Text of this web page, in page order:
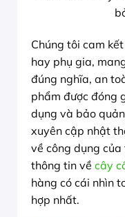
Chúng tôi cam
hay phụ gia,
đúng nghĩa, an
phẩm được đóng
dụng và bảo
xuyên cập nhật
về công dụng
thông tin về cây
hàng có cái nhìn
hợp nhất.